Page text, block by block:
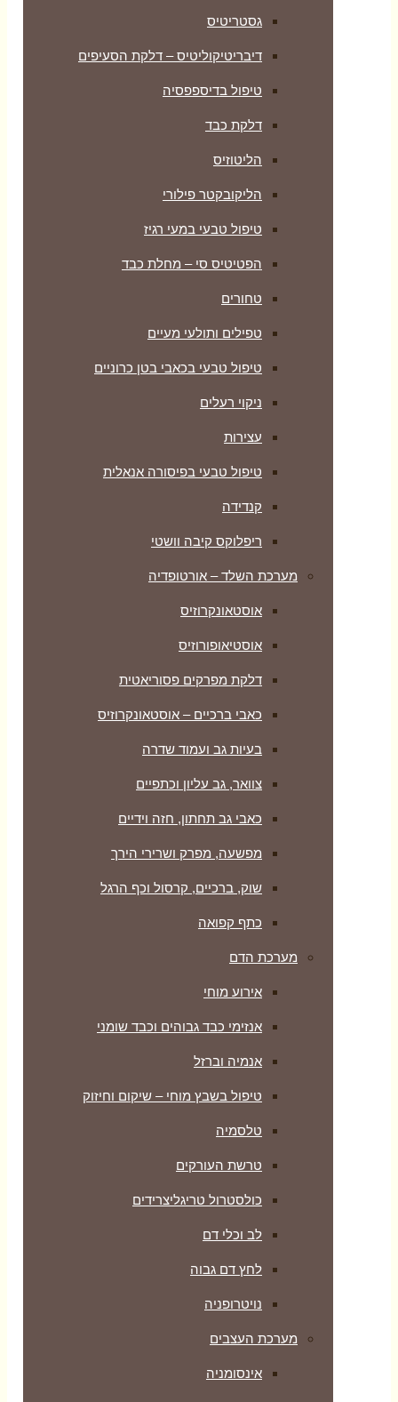
גסטריטיס
דיבריטיקוליטיס – דלקת הסעיפים
טיפול בדיספפסיה
דלקת כבד
הליטוזיס
הליקובקטר פילורי
טיפול טבעי במעי רגיז
הפטיטיס סי – מחלת כבד
טחורים
טפילים ותולעי מעיים
טיפול טבעי בכאבי בטן כרוניים
ניקוי רעלים
עצירות
טיפול טבעי בפיסורה אנאלית
קנדידה
ריפלוקס קיבה וושטי
מערכת השלד – אורטופדיה
אוסטאונקרוזיס
אוסטיאופורוזיס
דלקת מפרקים פסוריאטית
כאבי ברכיים – אוסטאונקרוזיס
בעיות גב ועמוד שדרה
צוואר, גב עליון וכתפיים
כאבי גב תחתון, חזה וידיים
מפשעה, מפרק ושרירי הירך
שוק, ברכיים, קרסול וכף הרגל
כתף קפואה
מערכת הדם
אירוע מוחי
אנזימי כבד גבוהים וכבד שומני
אנמיה וברזל
טיפול בשבץ מוחי – שיקום וחיזוק
טלסמיה
טרשת העורקים
כולסטרול טריגליצרידים
לב וכלי דם
לחץ דם גבוה
נויטרופניה
מערכת העצבים
אינסומניה